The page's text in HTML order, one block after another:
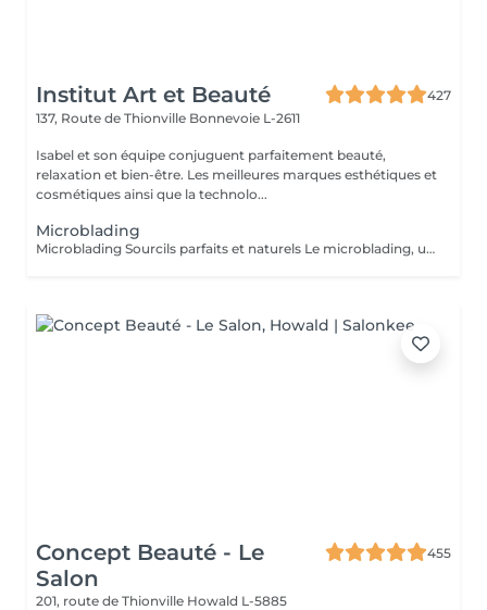
Institut Art et Beauté
427
137, Route de Thionville Bonnevoie L-2611
Isabel et son équipe conjuguent parfaitement beauté,
relaxation et bien-être. Les meilleures marques esthétiques et
cosmétiques ainsi que la technolo...
Microblading
Microblading Sourcils parfaits et naturels Le microblading, une technique de maquillage semi-permanent qui redonne forme, densité et définition à vos sourcils grâce à un tracé poil par poil ultra-naturel. Idéal si vos sourcils sont trop fins, peu fournis ou pas réguliers, le microblading permet d'obtenir un regard structuré et harmonieux sans maquillage quotidien. Technique douce et précise, respectueuse de votre peau Pigments de haute qualité pour un résultat durable. Conseil personnalisé avant chaque séance Tenue de 12 à 18 mois. Offrez-vous des sourcils impeccables et élégants chaque jour.
Concept Beauté - Le
Salon
455
201, route de Thionville Howald L-5885